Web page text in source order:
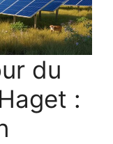
du
: